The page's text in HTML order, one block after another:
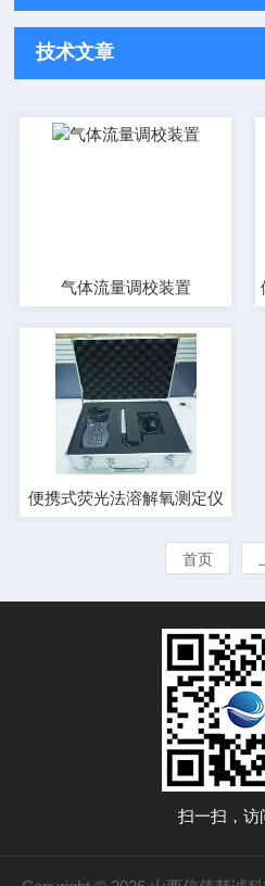
技术文章
气体流量调校装置
便携式荧光法溶解氧测定仪
首页
扫一扫，访